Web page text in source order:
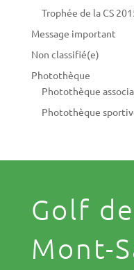
Trophée de la CS
Message important
Non classifié(e)
Photothèque
Photothèque
Photothèque
Golf
Mont-